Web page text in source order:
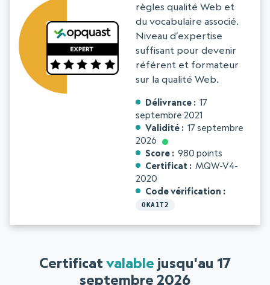
règles qualité Web et
du vocabulaire associé.
Niveau d’expertise
suffisant pour devenir
référent et formateur
sur la qualité Web.
Délivrance
17
septembre 2021
Validité
17 septembre
2026
Score
980 points
Certificat
MQW-V4-
2020
Code vérification
OKA1T2
Certificat valable jusqu'au 17
septembre 2026